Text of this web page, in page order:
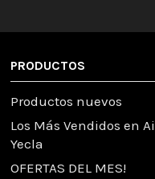
PRODUCTOS
Productos nuevos
Los Más Vendidos en
Yecla
OFERTAS DEL MES!